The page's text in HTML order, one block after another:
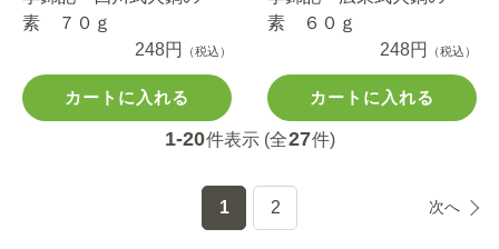
素 ７０ｇ
248円
（税込）
カートに入れる
素 ６０ｇ
248円
（税込）
カートに入れる
1-20件表示 (全27件)
1 2 次へ